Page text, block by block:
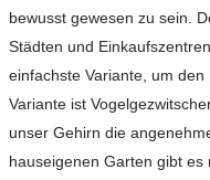
bewusst gewesen zu sein.
Städten und
einfachste Variante, um den
Variante ist
unser Gehirn die
hauseigenen Garten gibt